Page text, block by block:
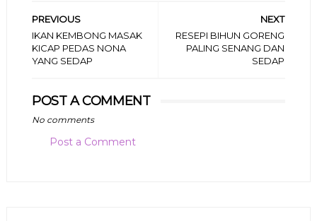
NEXT
RESEPI BIHUN GORENG
PALING SENANG DAN
SEDAP
PREVIOUS
IKAN KEMBONG MASAK
KICAP PEDAS NONA
YANG SEDAP
POST A COMMENT
No comments
Post a Comment